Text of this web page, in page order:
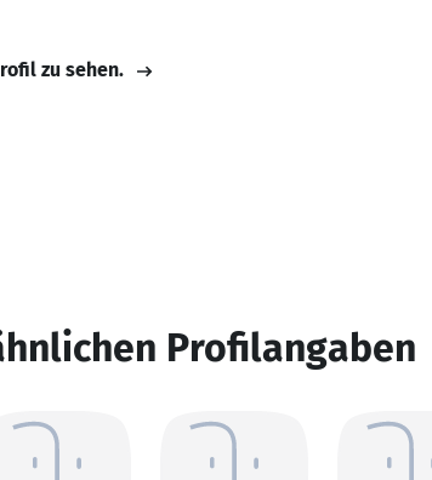
zu sehen.
Profilangaben